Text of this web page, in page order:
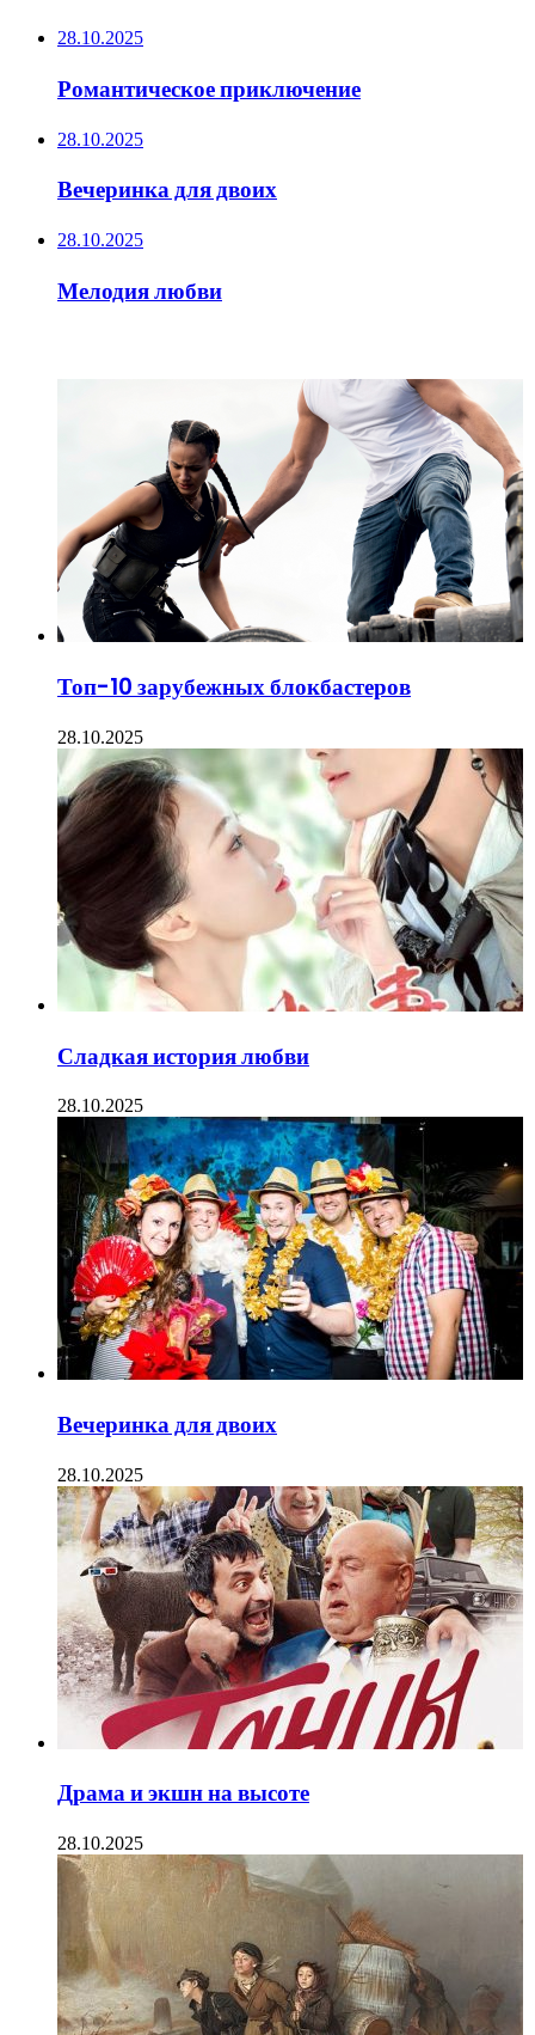
28.10.2025
Романтическое приключение
28.10.2025
Вечеринка для двоих
28.10.2025
Мелодия любви
Топ-10 зарубежных блокбастеров
28.10.2025
Сладкая история любви
28.10.2025
Вечеринка для двоих
28.10.2025
Драма и экшн на высоте
28.10.2025